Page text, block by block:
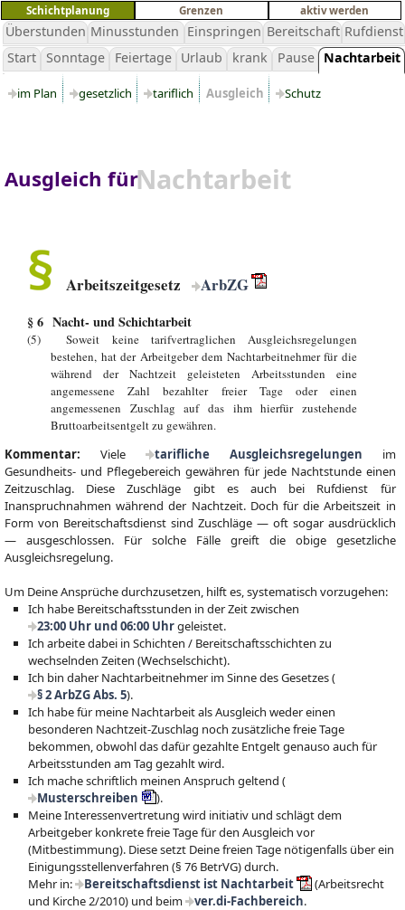
Schichtplanung Grenzen aktiv werden
Überstunden Minusstunden Einspringen Bereitschaft Rufdienst
Start
Sonntage Feiertage Urlaub krank Pause Nachtarbeit
im Plan gesetzlich tariflich Ausgleich Schutz
Ausgleich fürNachtarbeit
Arbeitszeitgesetz ArbZG
§ 6 Nacht- und Schichtarbeit
(5) Soweit keine tarifvertraglichen Ausgleichsregelungen
bestehen, hat der Arbeitgeber dem Nachtarbeitnehmer für die
während der Nachtzeit geleisteten Arbeitsstunden eine
angemessene Zahl bezahlter freier Tage oder einen
angemessenen Zuschlag auf das ihm hierfür zustehende
Bruttoarbeitsentgelt zu gewähren.
Kommentar: Viele tarifliche Ausgleichsregelungen im
Gesundheits- und Pflegebereich gewähren für jede Nachtstunde einen
Zeitzuschlag. Diese Zuschläge gibt es auch bei Rufdienst für
Inanspruchnahmen während der Nachtzeit. Doch für die Arbeitszeit in
Form von Bereitschaftsdienst sind Zuschläge — oft sogar ausdrücklich
— ausgeschlossen. Für solche Fälle greift die obige gesetzliche
Ausgleichsregelung.
Um Deine Ansprüche durchzusetzen, hilft es, systematisch vorzugehen:
Ich habe Bereitschaftsstunden in der Zeit zwischen
23:00 Uhr und 06:00 Uhrgeleistet.
Ich arbeite dabei in Schichten / Bereitschaftsschichten zu
wechselnden Zeiten (Wechselschicht).
Ich bin daher Nachtarbeitnehmer im Sinne des Gesetzes (
§ 2 ArbZG Abs. 5).
Ich habe für meine Nachtarbeit als Ausgleich weder einen
besonderen Nachtzeit-Zuschlag noch zusätzliche freie Tage
bekommen, obwohl das dafür gezahlte Entgelt genauso auch für
Arbeitsstunden am Tag gezahlt wird.
Ich mache schriftlich meinen Anspruch geltend (
Musterschreiben
).
Meine Interessenvertretung wird initiativ und schlägt dem
Arbeitgeber konkrete freie Tage für den Ausgleich vor
(Mitbestimmung). Diese setzt Deine freien Tage nötigenfalls über ein
Einigungsstellenverfahren (§ 76 BetrVG) durch.
Mehr in:
Bereitschaftsdienst ist Nachtarbeit
(Arbeitsrecht
und Kirche 2/2010) und beim
ver.di-Fachbereich.